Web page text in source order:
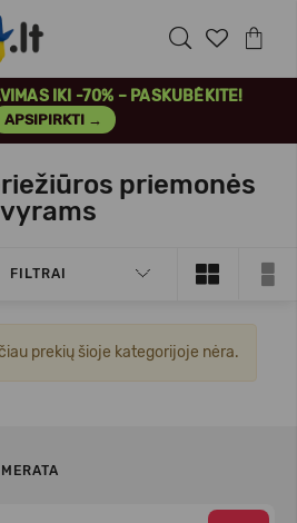
IKI -70% – PASKUBĖKITE!
APSIPIRKTI →
priemonės
vyrams
FILTRAI
prekių šioje kategorijoje nėra.